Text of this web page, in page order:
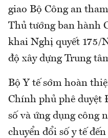
giao Bộ Công an
Thủ tướng ban hành
khai Nghị quyết 175/
độ xây dựng Trung
Bộ Y tế sớm hoàn
Chính phủ phê duyệt
số và ứng dụng công
chuyển đổi số y tế